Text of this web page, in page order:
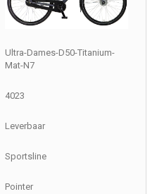
Ultra-Dames-D50-Titanium-
Mat-N7
4023
Leverbaar
Sportsline
Pointer